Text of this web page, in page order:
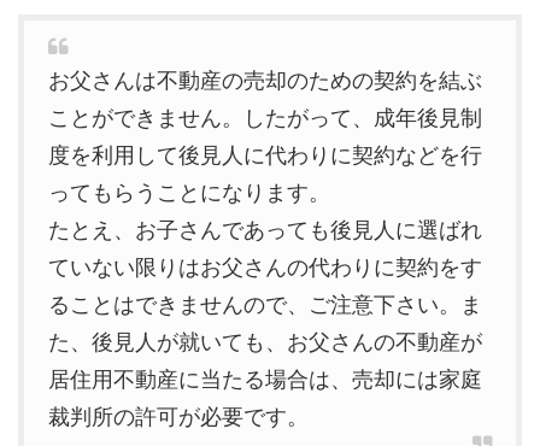
お父さんは不動産の売却のための契約を結ぶ
ことができません。したがって、成年後見制
度を利用して後見人に代わりに契約などを行
ってもらうことになります。
たとえ、お子さんであっても後見人に選ばれ
ていない限りはお父さんの代わりに契約をす
ることはできませんので、ご注意下さい。ま
た、後見人が就いても、お父さんの不動産が
居住用不動産に当たる場合は、売却には家庭
裁判所の許可が必要です。